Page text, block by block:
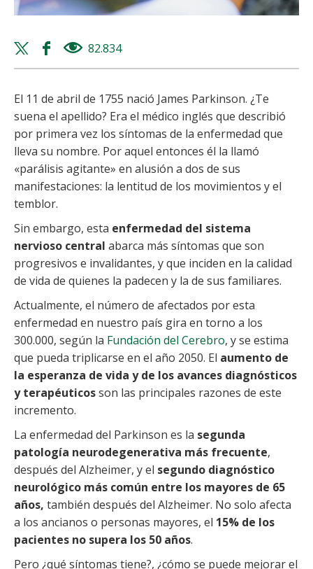
Twitter
share
Facebook
share
82.834views
El 11 de abril de 1755 nació James Parkinson. ¿Te
suena el apellido? Era el médico inglés que describió
por primera vez los síntomas de la enfermedad que
lleva su nombre. Por aquel entonces él la llamó
«parálisis agitante» en alusión a dos de sus
manifestaciones: la lentitud de los movimientos y el
temblor.
Sin embargo, esta enfermedad del sistema
nervioso central abarca más síntomas que son
progresivos e invalidantes, y que inciden en la calidad
de vida de quienes la padecen y la de sus familiares.
Actualmente, el número de afectados por esta
enfermedad en nuestro país gira en torno a los
300.000, según la Fundación del Cerebro, y se estima
que pueda triplicarse en el año 2050. El aumento de
la esperanza de vida y de los avances diagnósticos
y terapéuticosson las principales razones de este
incremento.
La enfermedad del Parkinson es la segunda
patología neurodegenerativa más frecuente,
después del Alzheimer, y el segundo diagnóstico
neurológico más común entre los mayores de 65
años, también después del Alzheimer. No solo afecta
a los ancianos o personas mayores, el 15% de los
pacientes no supera los 50 años.
Pero ¿qué síntomas tiene?, ¿cómo se puede mejorar el